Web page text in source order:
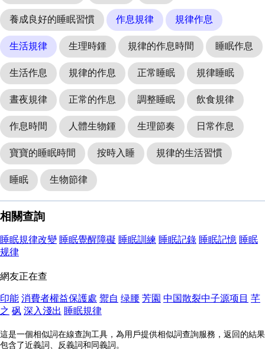
養成良好的睡眠習慣 作息規律 規律作息
生活規律 生理時鍾 規律的作息時間 睡眠作息
生活作息 規律的作息 正常睡眠 規律睡眠
晝夜規律 正常的作息 調整睡眠 飲食規律
作息時間 人體生物鍾 生理節奏 日常作息
寶寶的睡眠時間 按時入睡 規律的生活習慣
睡眠 生物節律
相關查詢
睡眠規律改變 睡眠覺醒障礙 睡眠訓練 睡眠記錄 睡眠記憶 睡眠
规律
網友正在查
印能 消費者權益保護處 禦自 绿腰 芳園 中国散裂中子源项目 芊
之 砜 深入淺出 睡眠規律
這是一個相似詞在線查詢工具，為用戶提供相似詞查詢服務，返回的結果
包含了近義詞、反義詞和同義詞。